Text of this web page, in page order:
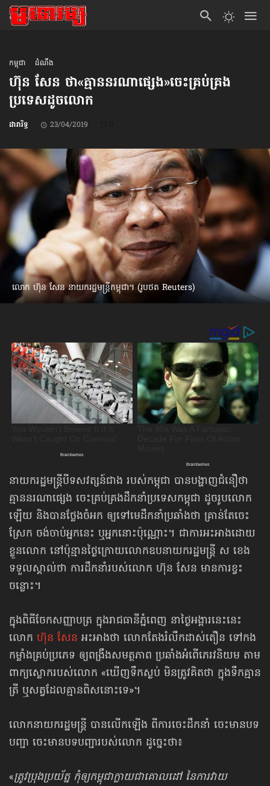
កម្ពុជា ដំណឹង
ហ៊ុន សែន ថា​«គ្មាន​នរណា​ផ្សេង»​ចេះគ្រប់គ្រង​
ប្រទេស​ដូចលោក
ដារារិទ្ធ 23/04/2019
លោក ហ៊ុន សែន នាយករដ្ឋមន្ត្រីកម្ពុជា។ (រូបថត Reuters)
នាយករដ្ឋមន្ត្រីបីទសវត្សន៍ជាង របស់កម្ពុជា បានបង្ហាញជំនឿថា
គ្មាន​នរណា​ផ្សេង ចេះគ្រប់គ្រង​ដឹកនាំប្រទេសកម្ពុជា ដូចរូបលោក
ឡើយ និងបានថ្លែងចំអក ឲ្យទៅមេដឹកនាំប្រឆាំងថា គ្រាន់តែចេះ
ស្រែក ចង់ចាប់អ្នកនេះ ឬអ្នកនោះប៉ុណ្ណោះ។ ជាការអះអាងដោយ
ខ្លួនលោក នៅប៉ុន្មានថ្ងៃក្រោយលោកឧបនាយករដ្ឋមន្ត្រី ស ខេង
ទទួលស្គាល់ថា ការដឹកនាំរបស់លោក ហ៊ុន សែន មានការខ្វះ
ចន្លោះ។
ក្នុងពិធីចែកសញ្ញាបត្រ ក្នុងរាជធានីភ្នំពេញ នាថ្ងៃអង្គារនេះនេះ
លោក ហ៊ុន​ សែន អះអាងថា លោកតែងរំលឹកដាស់តឿន ទៅកង
កម្លាំងគ្រប់ប្រភេទ ឲ្យពង្រឹងសមត្ថភាព ប្រឆាំងអំពើភេរវនិយម តាម
ពាក្យស្លោករបស់លោក «ឃើញទឹកស្ងប់ មិនត្រូវគិតថា ក្នុងទឹកគ្មាន
ត្រី ឬសត្វដែលគ្មានពិសនោះទេ»។
លោកនាយករដ្ឋមន្ត្រី បានលើកឡើង ពីការចេះដឹកនាំ ចេះមានបទ
បញ្ជា ចេះមានបទបញ្ជារបស់លោក ដូច្នេះថា៖
«ត្រូវប្រុងប្រយ័ត្ន កុំឲ្យកម្ពុជាក្លាយជាគោលដៅ នៃការវាយ